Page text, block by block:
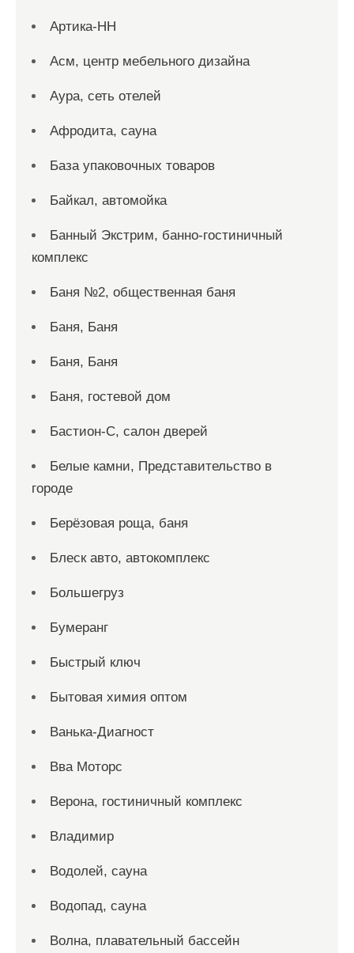
Артика-НН
Асм, центр мебельного дизайна
Аура, сеть отелей
Афродита, сауна
База упаковочных товаров
Байкал, автомойка
Банный Экстрим, банно-гостиничный
комплекс
Баня №2, общественная баня
Баня, Баня
Баня, Баня
Баня, гостевой дом
Бастион-С, салон дверей
Белые камни, Представительство в
городе
Берёзовая роща, баня
Блеск авто, автокомплекс
Большегруз
Бумеранг
Быстрый ключ
Бытовая химия оптом
Ванька-Диагност
Вва Моторс
Верона, гостиничный комплекс
Владимир
Водолей, сауна
Водопад, сауна
Волна, плавательный бассейн